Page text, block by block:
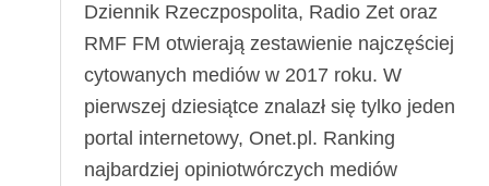
Dziennik Rzeczpospolita, Radio Zet oraz
RMF FM otwierają zestawienie najczęściej
cytowanych mediów w 2017 roku. W
pierwszej dziesiątce znalazł się tylko jeden
portal internetowy, Onet.pl. Ranking
najbardziej opiniotwórczych mediów